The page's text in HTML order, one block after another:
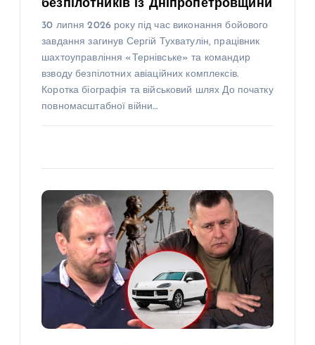
безпілотників із Дніпропетровщини
30 липня 2026 року під час виконання бойового
завдання загинув Сергій Тухватулін, працівник
шахтоуправління «Тернівське» та командир
взводу безпілотних авіаційних комплексів.
Коротка біографія та військовий шлях До початку
повномасштабної війни…